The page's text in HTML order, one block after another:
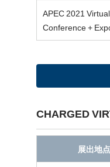
APEC 2021 Virtual
Conference +
CHARGED
展出地点